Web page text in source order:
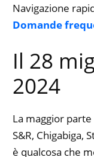
Navigazione
Domande
Il 28
2024
La maggior
S&R, Chigabiga,
è qualcosa che